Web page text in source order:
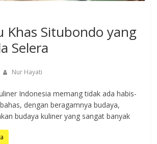
Khas Situbondo yang
Selera
Nur Hayati
Indonesia memang tidak ada habis-
dengan beragamnya budaya,
budaya kuliner yang sangat banyak